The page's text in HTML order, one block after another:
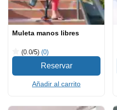
Muleta manos libres
(0.0/5) (0)
Añadir al carrito